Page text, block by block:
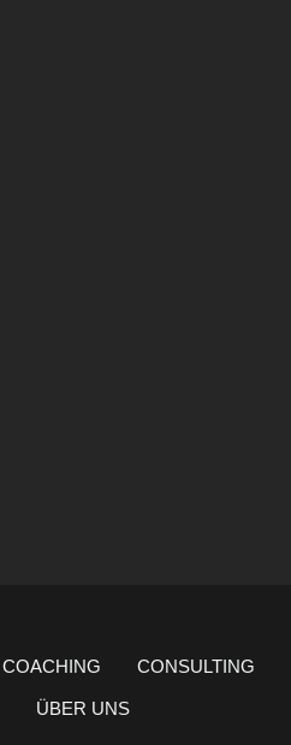
COACHING CONSULTING
ÜBER UNS